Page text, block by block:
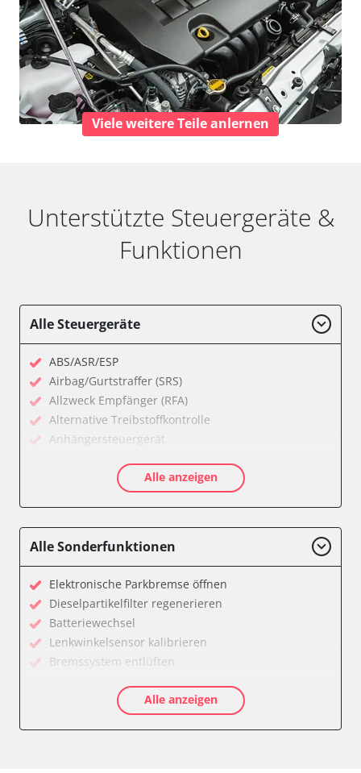
Viele weitere Teile anlernen
Unterstützte Steuergeräte &
Funktionen
Alle Steuergeräte
ABS/ASR/ESP
Airbag/Gurtstraffer (SRS)
Allzweck Empfänger (RFA)
Alternative Treibstoffkontrolle
Anhängersteuergerät
Diesel Additiv-System
Getriebesteuerung
Informationsanzeige vorne (FDIM)
Klimaanlage
Kombiinstrument
Lenkradwinkel-Sensor
Leuchtweitenregulierung (LWR)
Motorsteuerung (EMS)
Schlüssellose Fernbedienung
Seitenhinderniserkennung links (SODL)
Alle anzeigen
Alle Sonderfunktionen
Elektronische Parkbremse öffnen
Dieselpartikelfilter regenerieren
Batteriewechsel
Lenkwinkelsensor kalibrieren
Bremssystem entlüften
AGR Ventil anlernen
Luftmassenmesser anlernen
Alle anzeigen